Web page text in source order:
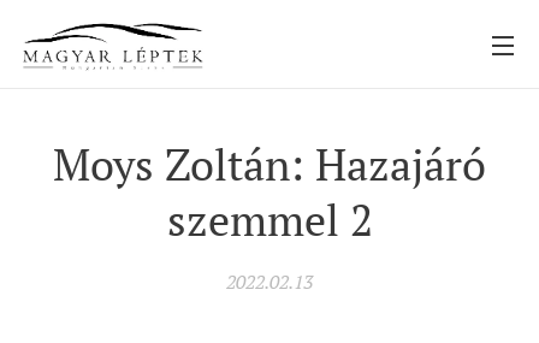
Moys Zoltán: Hazajáró
szemmel 2
2022.02.13